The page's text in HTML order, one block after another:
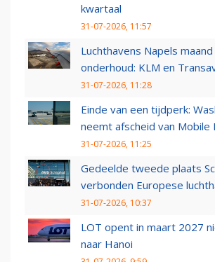
kwartaal
31-07-2026, 11:57
Luchthavens Napels
onderhoud: KLM en
31-07-2026, 11:28
Einde van een tijdperk:
neemt afscheid van Mobile
31-07-2026, 11:25
Gedeelde tweede plaats
verbonden Europese
31-07-2026, 10:37
LOT opent in maart 2027
naar Hanoi